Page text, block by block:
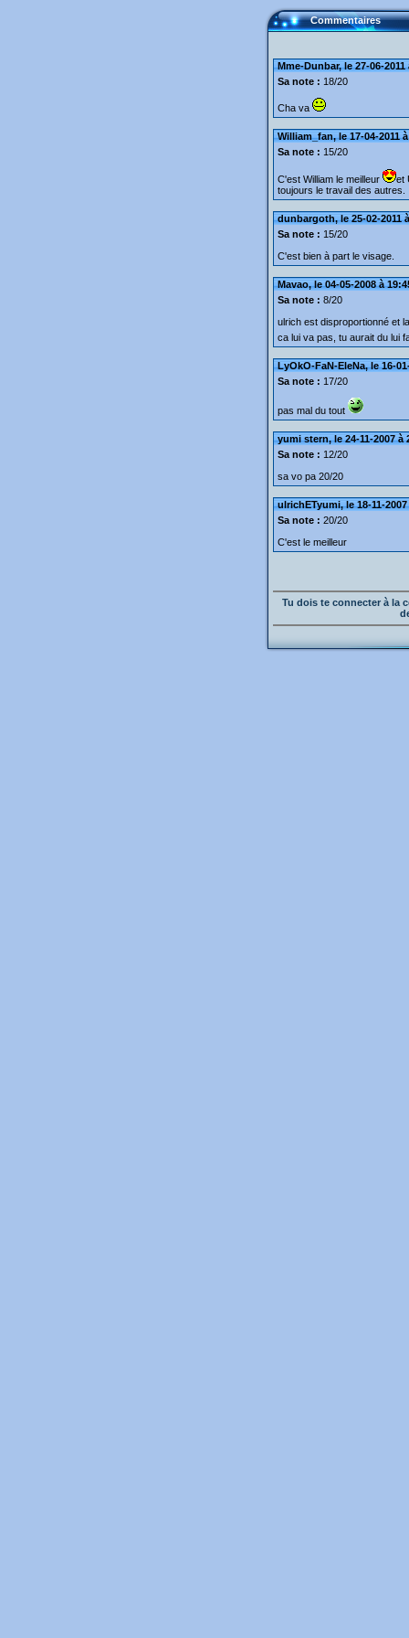
Commentaires
Mme-Dunbar, le 27-06-2011
Sa note : 18/20
Cha va
William_fan, le 17-04-2011
Sa note : 15/20
C'est William le meilleur
et
toujours le travail des autres.
dunbargoth, le 25-02-2011
Sa note : 15/20
C'est bien à part le visage.
Mavao, le 04-05-2008 à
Sa note : 8/20
ulrich est disproportionné et
ca lui va pas, tu aurait du lui
LyOkO-FaN-EleNa, le 16-
Sa note : 17/20
pas mal du tout
yumi stern, le 24-11-2007 à
Sa note : 12/20
sa vo pa 20/20
ulrichETyumi, le 18-11-2007
Sa note : 20/20
C'est le meilleur
Tu dois te connecter à la